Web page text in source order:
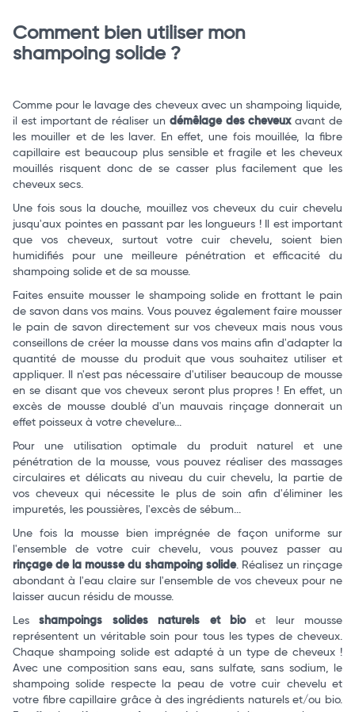
Comment bien utiliser mon
shampoing solide ?
Comme pour le lavage des cheveux avec un shampoing liquide,
il est important de réaliser un démêlage des cheveuxavant de
les mouiller et de les laver. En effet, une fois mouillée, la fibre
capillaire est beaucoup plus sensible et fragile et les cheveux
mouillés risquent donc de se casser plus facilement que les
cheveux secs.
Une fois sous la douche, mouillez vos cheveux du cuir chevelu
jusqu'aux pointes en passant par les longueurs ! Il est important
que vos cheveux, surtout votre cuir chevelu, soient bien
humidifiés pour une meilleure pénétration et efficacité du
shampoing solide et de sa mousse.
Faites ensuite mousser le shampoing solide en frottant le pain
de savon dans vos mains. Vous pouvez également faire mousser
le pain de savon directement sur vos cheveux mais nous vous
conseillons de créer la mousse dans vos mains afin d'adapter la
quantité de mousse du produit que vous souhaitez utiliser et
appliquer. Il n'est pas nécessaire d'utiliser beaucoup de mousse
en se disant que vos cheveux seront plus propres ! En effet, un
excès de mousse doublé d'un mauvais rinçage donnerait un
effet poisseux à votre chevelure...
Pour une utilisation optimale du produit naturel et une
pénétration de la mousse, vous pouvez réaliser des massages
circulaires et délicats au niveau du cuir chevelu, la partie de
vos cheveux qui nécessite le plus de soin afin d'éliminer les
impuretés, les poussières, l'excès de sébum...
Une fois la mousse bien imprégnée de façon uniforme sur
l'ensemble de votre cuir chevelu, vous pouvez passer au
rinçage de la mousse du shampoing solide. Réalisez un rinçage
abondant à l'eau claire sur l'ensemble de vos cheveux pour ne
laisser aucun résidu de mousse.
Lesshampoings solides naturels et bioet leur mousse
représentent un véritable soin pour tous les types de cheveux.
Chaque shampoing solide est adapté à un type de cheveux !
Avec une composition sans eau, sans sulfate, sans sodium, le
shampoing solide respecte la peau de votre cuir chevelu et
votre fibre capillaire grâce à des ingrédients naturels et/ou bio.